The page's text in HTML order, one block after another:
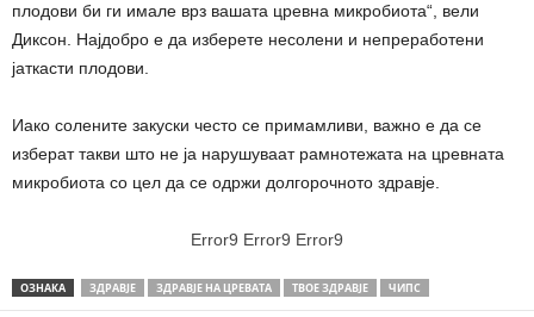
плодови би ги имале врз вашата цревна микробиота“, вели
Диксон. Најдобро е да изберете несолени и непреработени
јаткасти плодови.
Иако солените закуски често се примамливи, важно е да се
изберат такви што не ја нарушуваат рамнотежата на цревната
микробиота со цел да се одржи долгорочното здравје.
Error9 Error9 Error9
ОЗНАКА ЗДРАВЈЕ ЗДРАВЈЕ НА ЦРЕВАТА ТВОЕ ЗДРАВЈЕ ЧИПС